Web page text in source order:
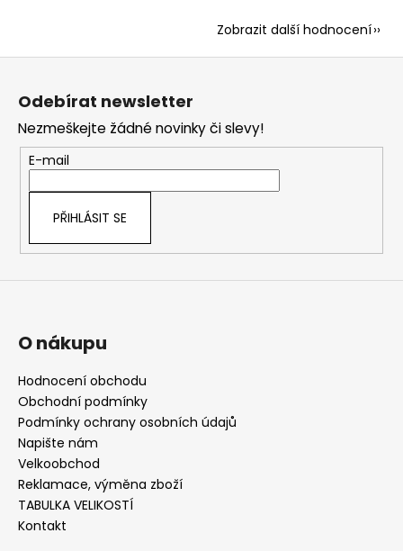
Zobrazit další hodnocení
Z
Odebírat newsletter
Nezmeškejte žádné novinky či slevy!
E-mail
PŘIHLÁSIT SE
O nákupu
Hodnocení obchodu
Obchodní podmínky
Podmínky ochrany osobních údajů
Napište nám
Velkoobchod
Reklamace, výměna zboží
TABULKA VELIKOSTÍ
Kontakt